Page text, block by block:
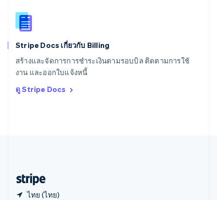
Stripe Docs เกี่ยวกับ Billing
สร้างและจัดการการชำระเงินตามรอบบิล ติดตามการใช้
งาน และออกใบแจ้งหนี้
ดู Stripe Docs
ไทย (ไทย)
English
สิงคโปร์
ออสเตรเลีย
ออสเตรีย
DeutschEnglish
ItalianoEnglish